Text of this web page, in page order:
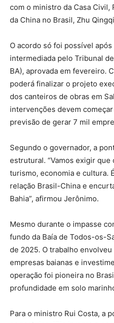
com o ministro da Casa Civil,
da China no Brasil, Zhu
O acordo só foi possível
intermediada pelo Tribunal
BA), aprovada em fevereiro.
poderá finalizar o projeto
dos canteiros de obras em
intervenções devem
previsão de gerar 7 mil
Segundo o governador, a
estrutural. “Vamos exigir
turismo, economia e cultura.
relação Brasil-China e
Bahia”, afirmou Jerônimo.
Mesmo durante o impasse
fundo da Baía de Todos-os-
de 2025. O trabalho
empresas baianas e
operação foi pioneira no
profundidade em solo
Para o ministro Rui Costa, a